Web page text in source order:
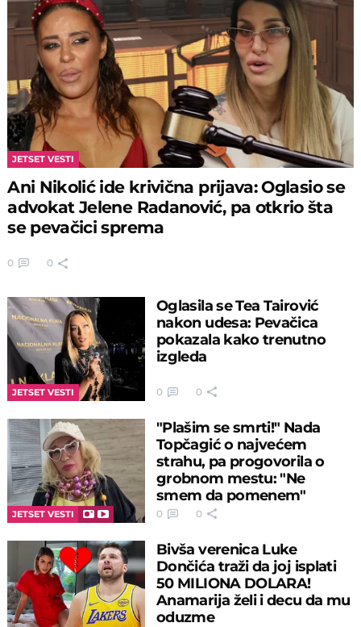
JETSET VESTI
Ani Nikolić ide krivična prijava: Oglasio se
advokat Jelene Radanović, pa otkrio šta
se pevačici sprema
0 0
JETSET VESTI
Oglasila se Tea Tairović
nakon udesa: Pevačica
pokazala kako trenutno
izgleda
0 0
JETSET VESTI
"Plašim se smrti!" Nada
Topčagić o najvećem
strahu, pa progovorila o
grobnom mestu: "Ne
smem da pomenem"
0 0
Bivša verenica Luke
Dončića traži da joj isplati
50 MILIONA DOLARA!
Anamarija želi i decu da mu
oduzme